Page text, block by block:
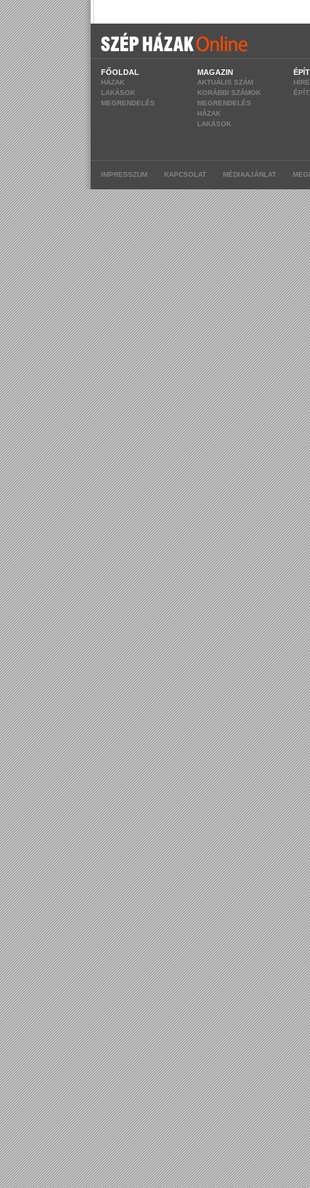
FŐOLDAL
HÁZAK
LAKÁSOK
MEGRENDELÉS
MAGAZIN
AKTUÁLIS SZÁM
KORÁBBI SZÁMOK
MEGRENDELÉS
HÁZAK
LAKÁSOK
IMPRESSZUM KAPCSOLAT MÉDIAAJÁNLAT